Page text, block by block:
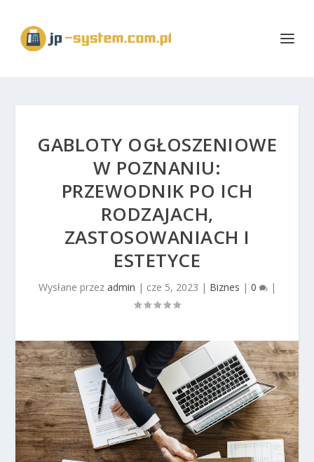
GABLOTY OGŁOSZENIOWE
W POZNANIU:
PRZEWODNIK PO ICH
RODZAJACH,
ZASTOSOWANIACH I
ESTETYCE
Wysłane przez admin | cze 5, 2023 | Biznes | 0 |